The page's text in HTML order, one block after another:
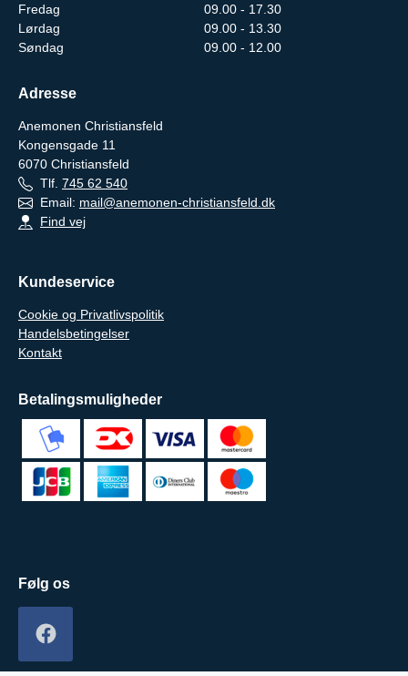
Fredag
09.00 - 17.30
Lørdag
09.00 - 13.30
Søndag
09.00 - 12.00
Adresse
Anemonen Christiansfeld
Kongensgade 11
6070 Christiansfeld
Tlf. 745 62 540
Email: mail@anemonen-christiansfeld.dk
Find vej
Kundeservice
Cookie og Privatlivspolitik
Handelsbetingelser
Kontakt
Betalingsmuligheder
Følg os